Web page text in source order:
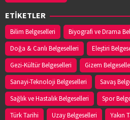
ETİKETLER
Bilim Belgeselleri Biyografi ve Drama
Doğa & Canlı Belgeselleri
Eleştiri
Gezi-Kültür Belgeselleri
Gizem
Sanayi-Teknoloji Belgeselleri
Savaş
Sağlık ve Hastalık Belgeselleri
Spor
Türk Tarihi
Uzay Belgeselleri Yakın